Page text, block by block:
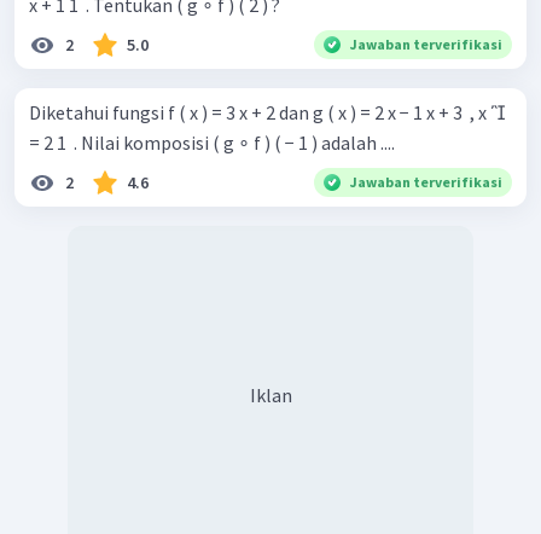
x + 1 1 ​ . Tentukan ( g ∘ f ) ( 2 ) ?
2 5.0 Jawaban terverifikasi
Diketahui fungsi f ( x ) = 3 x + 2 dan g ( x ) = 2 x − 1 x + 3 ​ , x 
= 2 1 ​ . Nilai komposisi ( g ∘ f ) ( − 1 ) adalah ....
2 4.6 Jawaban terverifikasi
Iklan